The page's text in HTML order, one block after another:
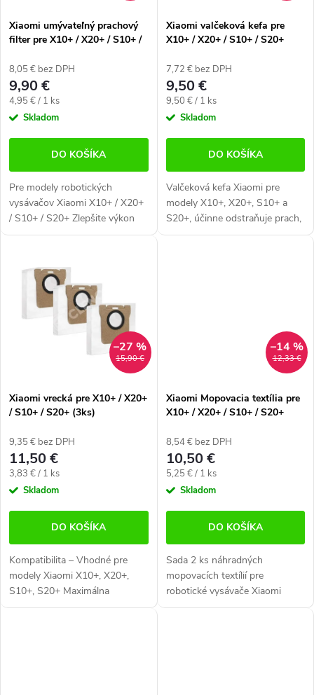
p
r
o
d
u
t
o
v
p
r
o
d
u
t
o
v
Xiaomi umývateľný prachový
filter pre X10+ / X20+ / S10+ /
8,05 € bez DPH
9,90 €
Jednotková
cena:
4,95 € / 1 ks
Skladom
DO KOŠÍKA
Pre modely robotických
vysávačov Xiaomi X10+ / X20+
/ S10+ / S20+ Zlepšite výkon
svojho robotického vysávača
prachovými filtrami. Balenie
obsahuje...
Xiaomi valčeková kefa pre
X10+ / X20+ / S10+ / S20+
7,72 € bez DPH
9,50 €
Jednotková
cena:
9,50 € / 1 ks
Skladom
DO KOŠÍKA
Valčeková kefa Xiaomi pre
modely X10+, X20+, S10+ a
S20+, účinne odstraňuje prach,
chlpy aj nečistoty. Perfektný
15,90 €
–27 %
Xiaomi vrecká pre X10+ / X20+
/ S10+ / S20+ (3ks)
9,35 € bez DPH
11,50 €
Jednotková
cena:
3,83 € / 1 ks
Skladom
DO KOŠÍKA
Kompatibilita – Vhodné pre
modely Xiaomi X10+, X20+,
S10+, S20+ Maximálna
čistota – Efektívne
12,33 €
–14 %
Xiaomi Mopovacia textília pre
X10+ / X20+ / S10+ / S20+
8,54 € bez DPH
10,50 €
Jednotková
cena:
5,25 € / 1 ks
Skladom
DO KOŠÍKA
Sada 2 ks náhradných
mopovacích textílií pre
robotické vysávače Xiaomi
X10+ / X20+ / S10+ / S20+.